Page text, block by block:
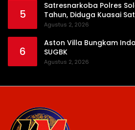
5
Satresnarkoba Polres
Tahun, Diduga Kuasai
Kubung
Agustus 2, 2026
6
Aston Villa Bungkam
SUGBK
Agustus 2, 2026